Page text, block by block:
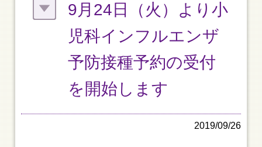
9月24日（火）より小
児科インフルエンザ
予防接種予約の受付
を開始します
2019/09/26